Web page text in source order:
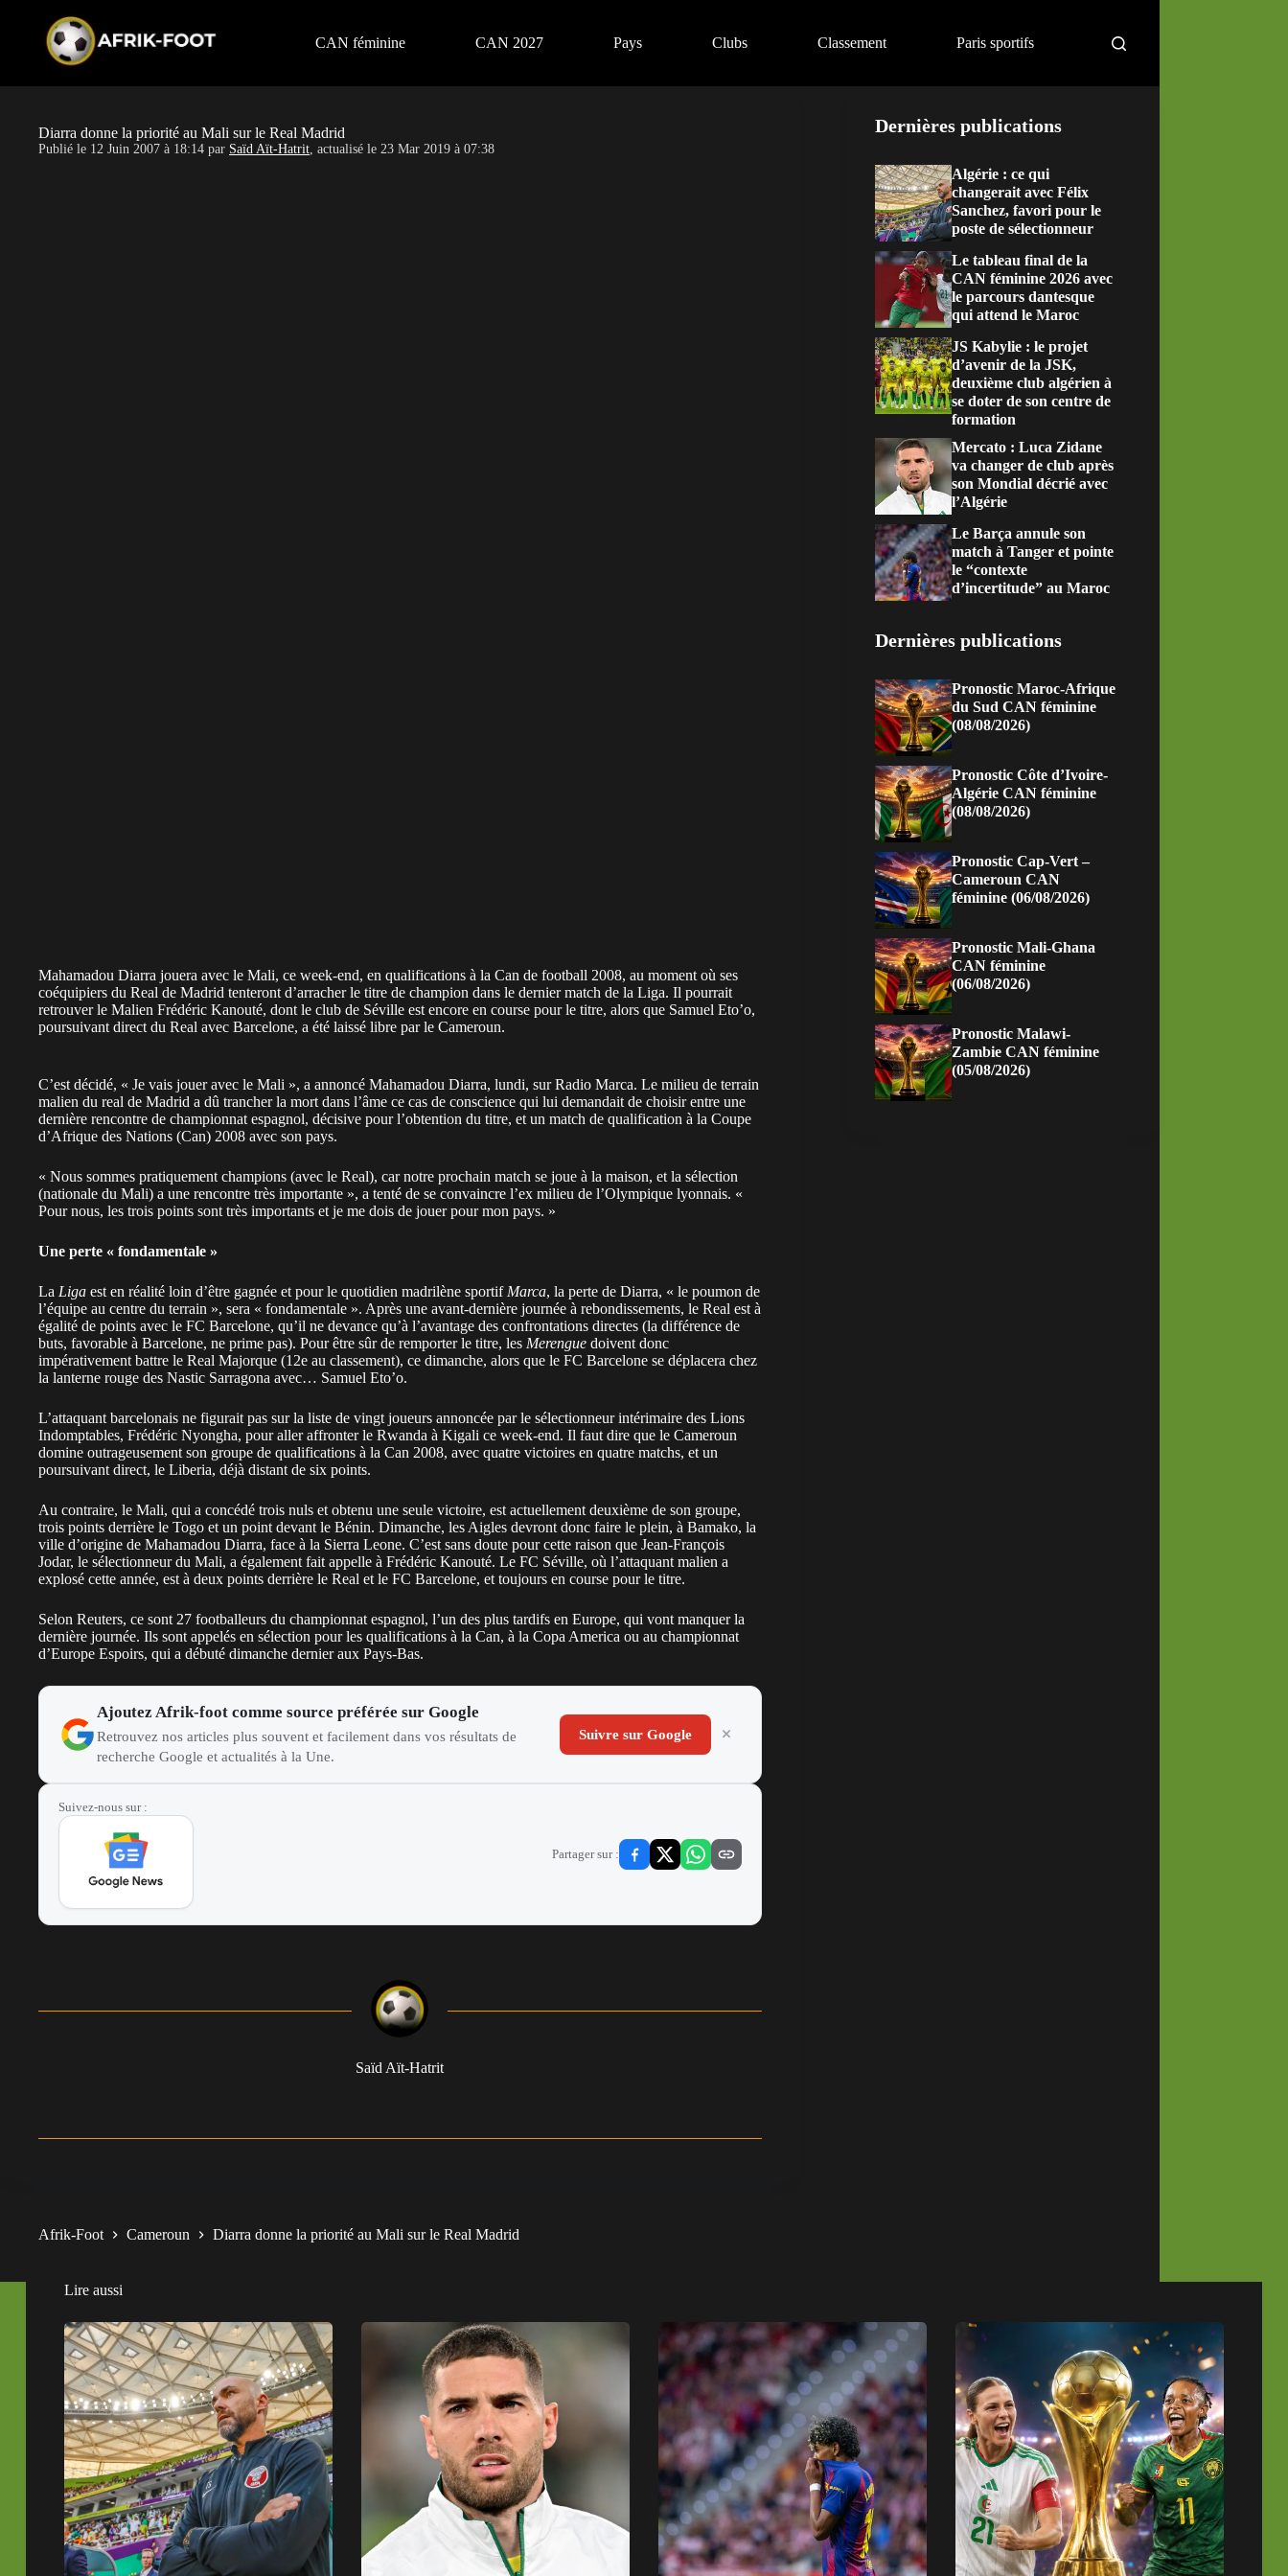
CAN féminine CAN 2027 Pays Clubs Classement Paris sportifs
Diarra donne la priorité au Mali sur le Real Madrid
Publié le 12 Juin 2007 à 18:14 par Saïd Aït-Hatrit, actualisé le 23 Mar 2019 à 07:38
Mahamadou Diarra jouera avec le Mali, ce week-end, en qualifications à la Can de football 2008, au moment où ses
coéquipiers du Real de Madrid tenteront d’arracher le titre de champion dans le dernier match de la Liga. Il pourrait
retrouver le Malien Frédéric Kanouté, dont le club de Séville est encore en course pour le titre, alors que Samuel Eto’o,
poursuivant direct du Real avec Barcelone, a été laissé libre par le Cameroun.
C’est décidé, « Je vais jouer avec le Mali », a annoncé Mahamadou Diarra, lundi, sur Radio Marca. Le milieu de terrain
malien du real de Madrid a dû trancher la mort dans l’âme ce cas de conscience qui lui demandait de choisir entre une
dernière rencontre de championnat espagnol, décisive pour l’obtention du titre, et un match de qualification à la Coupe
d’Afrique des Nations (Can) 2008 avec son pays.
« Nous sommes pratiquement champions (avec le Real), car notre prochain match se joue à la maison, et la sélection
(nationale du Mali) a une rencontre très importante », a tenté de se convaincre l’ex milieu de l’Olympique lyonnais. «
Pour nous, les trois points sont très importants et je me dois de jouer pour mon pays. »
Une perte « fondamentale »
La Liga est en réalité loin d’être gagnée et pour le quotidien madrilène sportif Marca, la perte de Diarra, « le poumon de
l’équipe au centre du terrain », sera « fondamentale ». Après une avant-dernière journée à rebondissements, le Real est à
égalité de points avec le FC Barcelone, qu’il ne devance qu’à l’avantage des confrontations directes (la différence de
buts, favorable à Barcelone, ne prime pas). Pour être sûr de remporter le titre, les Merengue doivent donc
impérativement battre le Real Majorque (12e au classement), ce dimanche, alors que le FC Barcelone se déplacera chez
la lanterne rouge des Nastic Sarragona avec… Samuel Eto’o.
L’attaquant barcelonais ne figurait pas sur la liste de vingt joueurs annoncée par le sélectionneur intérimaire des Lions
Indomptables, Frédéric Nyongha, pour aller affronter le Rwanda à Kigali ce week-end. Il faut dire que le Cameroun
domine outrageusement son groupe de qualifications à la Can 2008, avec quatre victoires en quatre matchs, et un
poursuivant direct, le Liberia, déjà distant de six points.
Au contraire, le Mali, qui a concédé trois nuls et obtenu une seule victoire, est actuellement deuxième de son groupe,
trois points derrière le Togo et un point devant le Bénin. Dimanche, les Aigles devront donc faire le plein, à Bamako, la
ville d’origine de Mahamadou Diarra, face à la Sierra Leone. C’est sans doute pour cette raison que Jean-François
Jodar, le sélectionneur du Mali, a également fait appelle à Frédéric Kanouté. Le FC Séville, où l’attaquant malien a
explosé cette année, est à deux points derrière le Real et le FC Barcelone, et toujours en course pour le titre.
Selon Reuters, ce sont 27 footballeurs du championnat espagnol, l’un des plus tardifs en Europe, qui vont manquer la
dernière journée. Ils sont appelés en sélection pour les qualifications à la Can, à la Copa America ou au championnat
d’Europe Espoirs, qui a débuté dimanche dernier aux Pays-Bas.
Ajoutez Afrik-foot comme source préférée sur Google
Retrouvez nos articles plus souvent et facilement dans vos résultats de
recherche Google et actualités à la Une.
Suivre sur Google
Suivez-nous sur :
Partager sur :
Saïd Aït-Hatrit
Dernières publications
Algérie : ce qui
changerait avec Félix
Sanchez, favori pour le
poste de sélectionneur
Le tableau final de la
CAN féminine 2026 avec
le parcours dantesque
qui attend le Maroc
JS Kabylie : le projet
d’avenir de la JSK,
deuxième club algérien à
se doter de son centre de
formation
Mercato : Luca Zidane
va changer de club après
son Mondial décrié avec
l’Algérie
Le Barça annule son
match à Tanger et pointe
le “contexte
d’incertitude” au Maroc
Dernières publications
Pronostic Maroc-Afrique
du Sud CAN féminine
(08/08/2026)
Pronostic Côte d’Ivoire-
Algérie CAN féminine
(08/08/2026)
Pronostic Cap-Vert –
Cameroun CAN
féminine (06/08/2026)
Pronostic Mali-Ghana
CAN féminine
(06/08/2026)
Pronostic Malawi-
Zambie CAN féminine
(05/08/2026)
Afrik-Foot Cameroun Diarra donne la priorité au Mali sur le Real Madrid
Lire aussi